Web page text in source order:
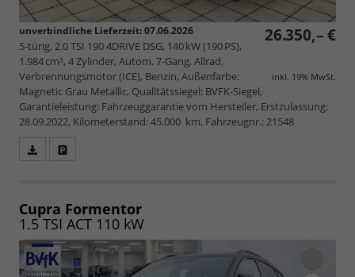
26.350,– €
inkl. 19% MwSt.
unverbindliche Lieferzeit:07.06.2026
5-türig, 2.0 TSI 190 4DRIVE DSG, 140 kW (190 PS),
1.984 cm³, 4 Zylinder, Autom. 7-Gang, Allrad,
Verbrennungsmotor (ICE), Benzin, Außenfarbe:
Magnetic Grau Metallic, Qualitätssiegel: BVFK-Siegel,
Garantieleistung: Fahrzeuggarantie vom Hersteller, Erstzulassung:
28.09.2022, Kilometerstand: 45.000 km, Fahrzeugnr.: 21548
speichern/drucken
Cupra Formentor
1.5 TSI ACT 110 kW